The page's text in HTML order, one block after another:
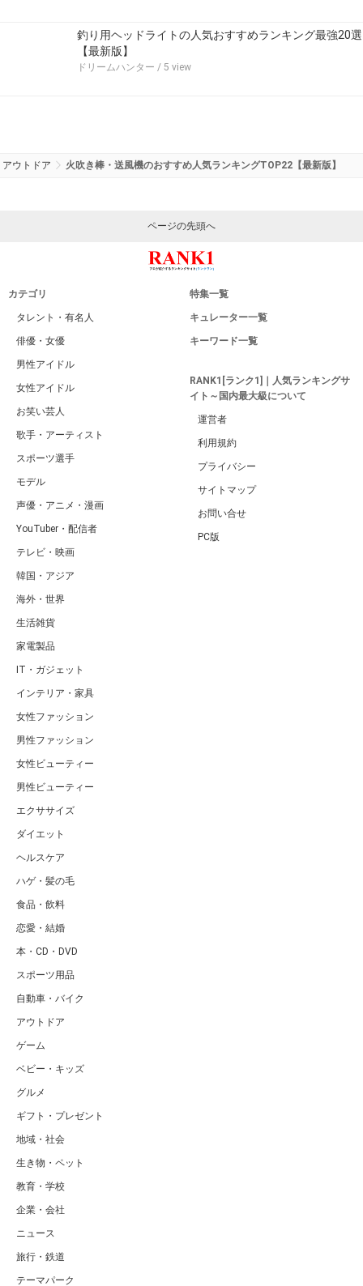
釣り用ヘッドライトの人気おすすめランキング最強20選
【最新版】
ドリームハンター / 5 view
アウトドア 火吹き棒・送風機のおすすめ人気ランキングTOP22【最新版】
ページの先頭へ
カテゴリ
タレント・有名人
俳優・女優
男性アイドル
女性アイドル
お笑い芸人
歌手・アーティスト
スポーツ選手
モデル
声優・アニメ・漫画
YouTuber・配信者
テレビ・映画
韓国・アジア
海外・世界
生活雑貨
家電製品
IT・ガジェット
インテリア・家具
女性ファッション
男性ファッション
女性ビューティー
男性ビューティー
エクササイズ
ダイエット
ヘルスケア
ハゲ・髪の毛
食品・飲料
恋愛・結婚
本・CD・DVD
スポーツ用品
自動車・バイク
アウトドア
ゲーム
ベビー・キッズ
グルメ
ギフト・プレゼント
地域・社会
生き物・ペット
教育・学校
企業・会社
ニュース
旅行・鉄道
テーマパーク
特集一覧
キュレーター一覧
キーワード一覧
RANK1[ランク1]｜人気ランキングサ
イト～国内最大級について
運営者
利用規約
プライバシー
サイトマップ
お問い合せ
PC版